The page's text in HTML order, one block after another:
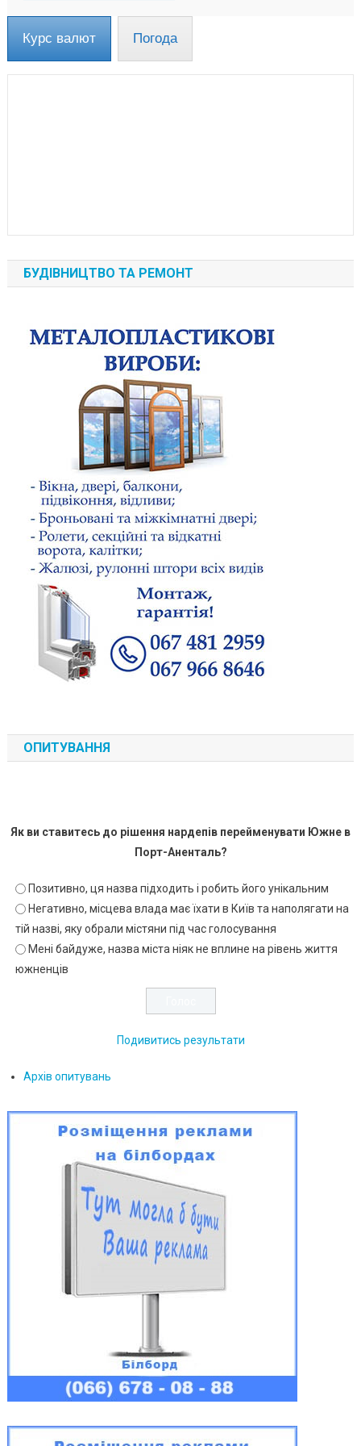
Курс валют Погода
БУДІВНИЦТВО ТА РЕМОНТ
ОПИТУВАННЯ
Як ви ставитесь до рішення нардепів перейменувати Южне в
Порт-Аненталь?
Позитивно, ця назва підходить і робить його унікальним
Негативно, місцева влада має їхати в Київ та наполягати на
тій назві, яку обрали містяни під час голосування
Мені байдуже, назва міста ніяк не вплине на рівень життя
южненців
Подивитись результати
Архів опитувань